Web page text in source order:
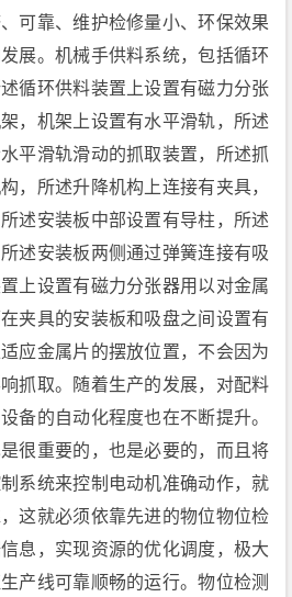
可靠、维护检修量小、环保效果
展。机械手供料系统，包括循环
循环供料装置上设置有磁力分张
，机架上设置有水平滑轨，所述
平滑轨滑动的抓取装置，所述抓
，所述升降机构上连接有夹具，
述安装板中部设置有导柱，所述
述安装板两侧通过弹簧连接有吸
上设置有磁力分张器用以对金属
夹具的安装板和吸盘之间设置有
应金属片的摆放位置，不会因为
抓取。随着生产的发展，对配料
备的自动化程度也在不断提升。
很重要的，也是必要的，而且将
系统来控制电动机准确动作，就
这就必须依靠先进的物位物位检
息，实现资源的优化调度，极大
产线可靠顺畅的运行。物位检测